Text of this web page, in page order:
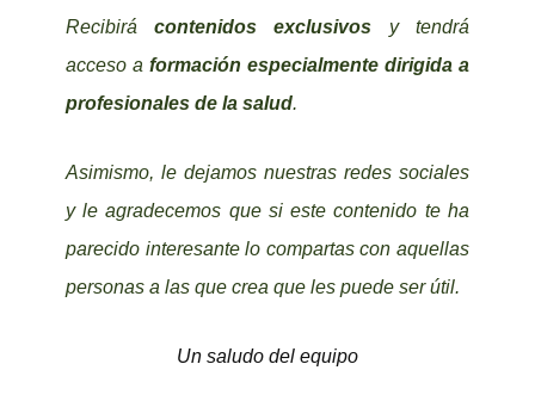
Recibirácontenidos exclusivos y tendrá
acceso a formación especialmente dirigida a
profesionales de la salud.
Asimismo, le dejamos nuestras redes sociales
y le agradecemos que si este contenido te ha
parecido interesante lo compartas con aquellas
personas a las que crea que les puede ser útil.
Un saludo del equipo